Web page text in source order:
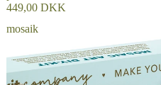
449,00 DKK
mosaik